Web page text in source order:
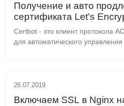
Получение и авто
сертификата Let's
Centos 8 / Rocky Linux /
Certbot - это клиент протокола
для автоматического
26.07.2019
Включаем SSL в Nginx